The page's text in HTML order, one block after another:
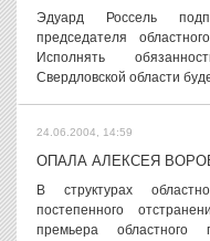
Эдуард Россель
председателя
Исполнять
Свердловской области
24.06.2004, 14:59
ОПАЛА АЛЕКСЕЯ
В структурах
постепенного
премьера областного